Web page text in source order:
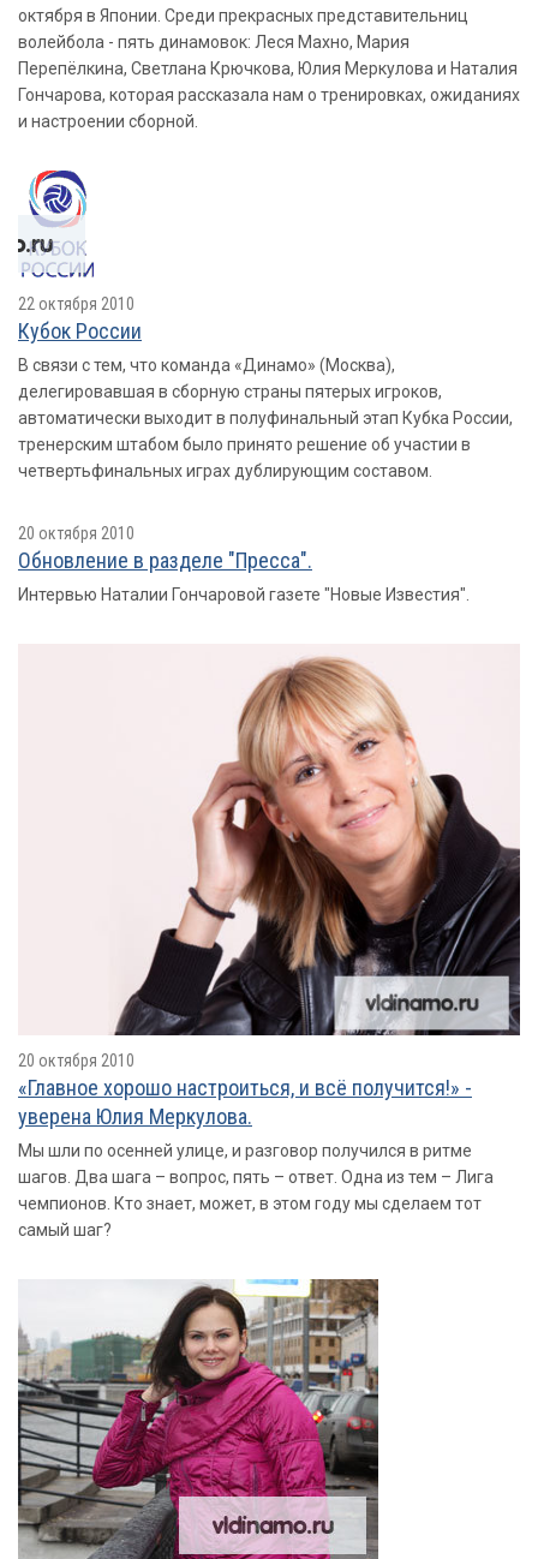
октября в Японии. Среди прекрасных представительниц
волейбола - пять динамовок: Леся Махно, Мария
Перепёлкина, Светлана Крючкова, Юлия Меркулова и Наталия
Гончарова, которая рассказала нам о тренировках, ожиданиях
и настроении сборной.
22 октября 2010
Кубок России
В связи с тем, что команда «Динамо» (Москва),
делегировавшая в сборную страны пятерых игроков,
автоматически выходит в полуфинальный этап Кубка России,
тренерским штабом было принято решение об участии в
четвертьфинальных играх дублирующим составом.
20 октября 2010
Обновление в разделе "Пресса".
Интервью Наталии Гончаровой газете "Новые Известия".
20 октября 2010
«Главное хорошо настроиться, и всё получится!» -
уверена Юлия Меркулова.
Мы шли по осенней улице, и разговор получился в ритме
шагов. Два шага – вопрос, пять – ответ. Одна из тем – Лига
чемпионов. Кто знает, может, в этом году мы сделаем тот
самый шаг?